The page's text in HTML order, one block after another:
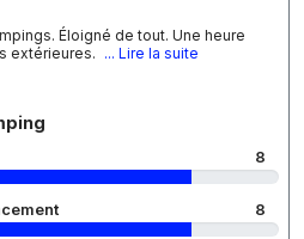
Éloigné de tout. Une heure
extérieures. ... Lire la suite
8
8